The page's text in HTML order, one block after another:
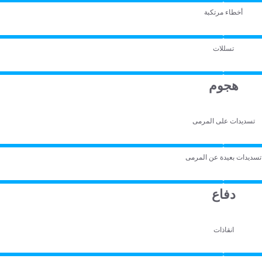
أخطاء مرتكبة
تسللات
هجوم
تسديدات على المرمى
تسديدات بعيدة عن المرمى
دفاع
انقاذات